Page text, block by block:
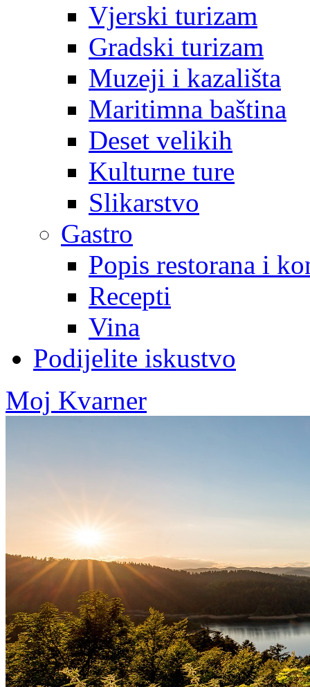
Vjerski turizam
Gradski turizam
Muzeji i kazališta
Maritimna baština
Deset velikih
Kulturne ture
Slikarstvo
Gastro
Popis restorana i
Recepti
Vina
Podijelite iskustvo
Moj Kvarner